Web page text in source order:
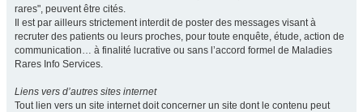
rares", peuvent être cités.
Il est par ailleurs strictement interdit de poster des messages visant à
recruter des patients ou leurs proches, pour toute enquête, étude, action de
communication… à finalité lucrative ou sans l’accord formel de Maladies
Rares Info Services.
Liens vers d’autres sites internet
Tout lien vers un site internet doit concerner un site dont le contenu peut